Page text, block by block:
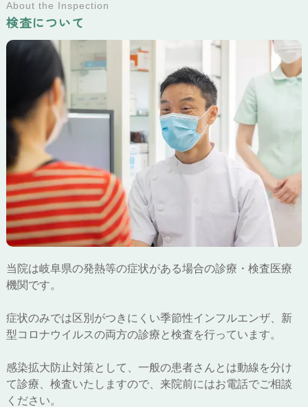
About the Inspection
検査について
当院は岐阜県の発熱等の症状がある場合の診療・検査医療
機関です。
症状のみでは区別がつきにくい季節性インフルエンザ、新
型コロナウイルスの両方の診療と検査を行っています。
感染拡大防止対策として、一般の患者さんとは動線を分け
て診療、検査いたしますので、来院前にはお電話でご相談
ください。